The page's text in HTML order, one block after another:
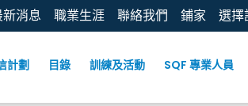
消息 職業生涯 聯絡我們 鋪家 選擇
計劃 目錄 訓練及活動 SQF 專業人員